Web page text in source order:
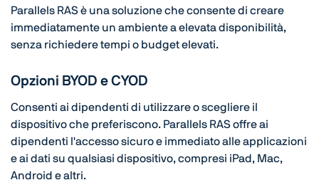
Parallels RAS è una soluzione che consente di creare
immediatamente un ambiente a elevata disponibilità,
senza richiedere tempi o budget elevati.
Opzioni BYOD e CYOD
Consenti ai dipendenti di utilizzare o scegliere il
dispositivo che preferiscono. Parallels RAS offre ai
dipendenti l'accesso sicuro e immediato alle applicazioni
e ai dati su qualsiasi dispositivo, compresi iPad, Mac,
Android e altri.